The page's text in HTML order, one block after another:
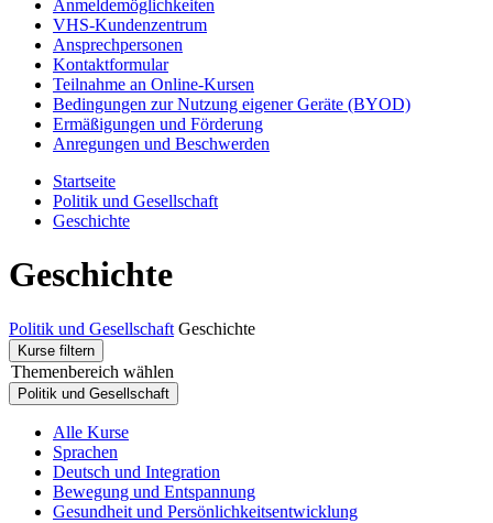
Anmeldemöglichkeiten
VHS-Kundenzentrum
Ansprechpersonen
Kontaktformular
Teilnahme an Online-Kursen
Bedingungen zur Nutzung eigener Geräte (BYOD)
Ermäßigungen und Förderung
Anregungen und Beschwerden
Startseite
Politik und Gesellschaft
Geschichte
Geschichte
Politik und Gesellschaft Geschichte
Kurse filtern
Themenbereich wählen
Politik und Gesellschaft
Alle Kurse
Sprachen
Deutsch und Integration
Bewegung und Entspannung
Gesundheit und Persönlichkeitsentwicklung